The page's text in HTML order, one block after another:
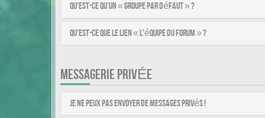
Qu’est-ce qu’un « Groupe par défaut » ?
Qu’est-ce que le lien « L’équipe du forum » ?
MESSAGERIE PRIVÉE
Je ne peux pas envoyer de messages privés !